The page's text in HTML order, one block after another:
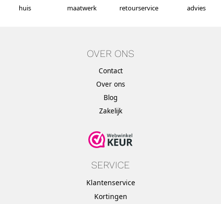
huis
maatwerk
retourservice
advies
OVER ONS
Contact
Over ons
Blog
Zakelijk
SERVICE
Klantenservice
Kortingen